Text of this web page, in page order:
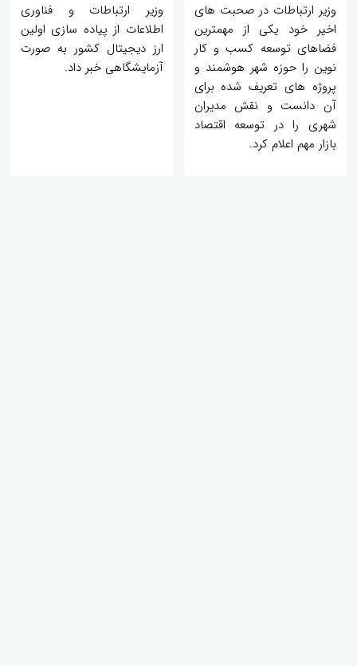
وزیر ارتباطات در صحبت های
اخیر خود یکی از مهمترین
فضاهای توسعه کسب و کار
نوین را حوزه شهر هوشمند و
پروژه های تعریف شده برای
آن دانست و نقش مدیران
شهری را در توسعه اقتصاد
بازار مهم اعلام کرد.
وزیر ارتباطات و فناوری
اطلاعات از پیاده سازی اولین
ارز دیجیتال کشور به صورت
آزمایشگاهی خبر داد.